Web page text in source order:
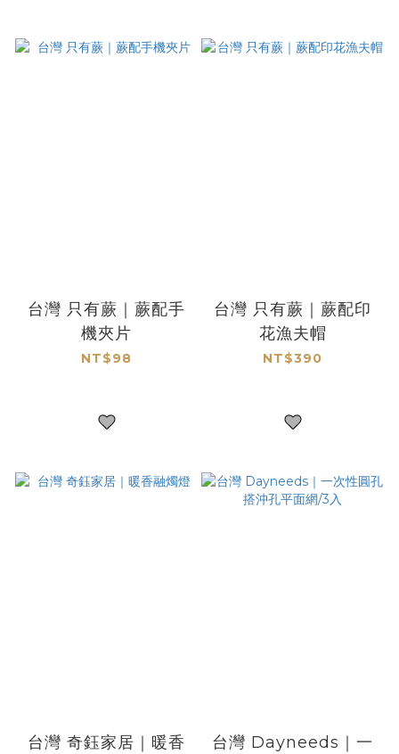
台灣 只有蕨｜蕨配手
機夾片
NT$98
台灣 只有蕨｜蕨配印
花漁夫帽
NT$390
台灣 奇鈺家居｜暖香
台灣 Dayneeds｜一